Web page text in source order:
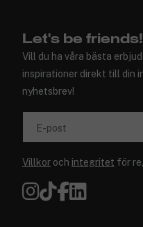
Let's be friends!
Vill du ha våra bästa
inspirationer direkt till din
nyhetsbrev!
E-post
Villkor och integritet för